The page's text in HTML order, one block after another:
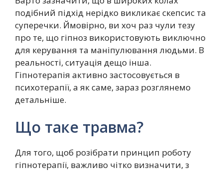
подібний підхід нерідко викликає скепсис та
суперечки. Ймовірно, ви хоч раз чули тезу
про те, що гіпноз використовують виключно
для керування та маніпулювання людьми. В
реальності, ситуація дещо інша.
Гіпнотерапія активно застосовується в
психотерапії, а як саме, зараз розглянемо
детальніше.
Що таке травма?
Для того, щоб розібрати принцип роботу
гіпнотерапії, важливо чітко визначити, з